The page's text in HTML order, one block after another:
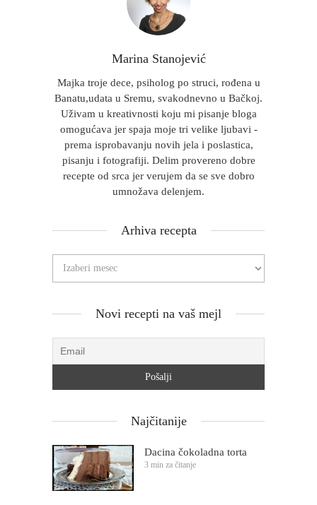
Marina Stanojević
Majka troje dece, psiholog po struci, rođena u
Banatu,udata u Sremu, svakodnevno u Bačkoj.
Uživam u kreativnosti koju mi pisanje bloga
omogućava jer spaja moje tri velike ljubavi -
prema isprobavanju novih jela i poslastica,
pisanju i fotografiji. Delim provereno dobre
recepte od srca jer verujem da se sve dobro
umnožava delenjem.
Arhiva recepta
Novi recepti na vaš mejl
Najčitanije
Dacina čokoladna torta
3 min za čitanje